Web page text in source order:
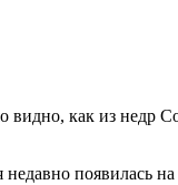
видно, как из недр
недавно появилась